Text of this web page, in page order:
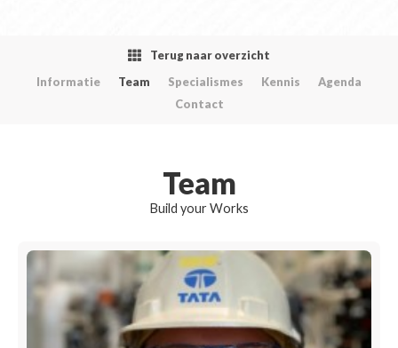
Terug naar overzicht
Informatie
Team Specialismes Kennis
Agenda
Contact
Team
Build your Works